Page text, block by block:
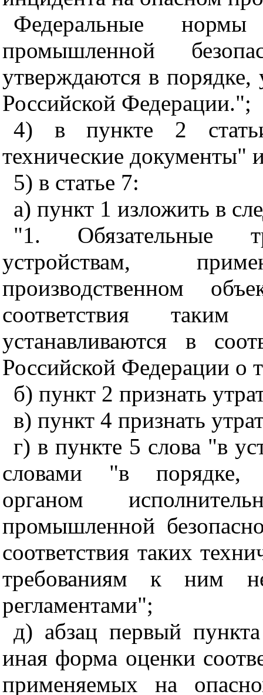
Федеральные
промышленной
утверждаются в порядке,
Российской Федерации.";
4) в пункте 2
технические документы"
5) в статье 7:
а) пункт 1 изложить в
"1. Обязательные
устройствам,
производственном
соответствия таким
устанавливаются в
Российской Федерации о
б) пункт 2 признать
в) пункт 4 признать
г) в пункте 5 слова "в
словами "в порядке,
органом
промышленной
соответствия таких
требованиям к ним не
регламентами";
д) абзац первый
иная форма оценки
применяемых на